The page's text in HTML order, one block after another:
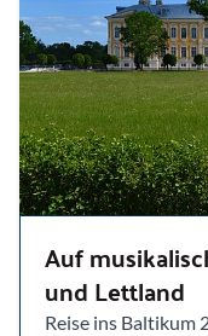
Auf
und Lettland
Reise ins Baltikum